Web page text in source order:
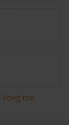
Voeg toe